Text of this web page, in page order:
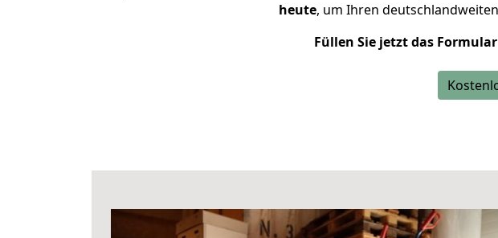
heute, um Ihren
Füllen Sie jetzt das